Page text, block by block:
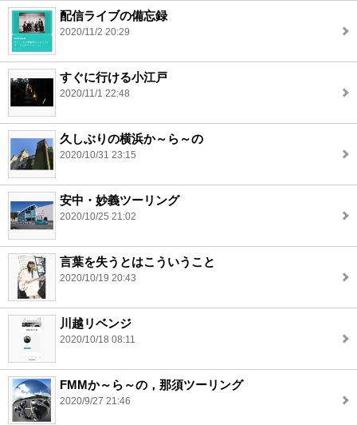
配信ライブの備忘録
2020/11/2 20:29
すぐに行ける小江戸
2020/11/1 22:48
久しぶりの横浜か～ら～の
2020/10/31 23:15
安中・妙義ツーリング
2020/10/25 21:02
言葉を失うとはこういうこと
2020/10/19 20:43
川越リベンジ
2020/10/18 08:11
FMMか～ら～の，那須ツーリング
2020/9/27 21:46